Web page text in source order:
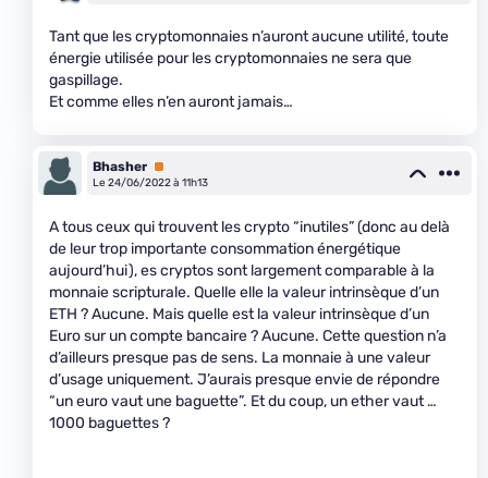
Tant que les cryptomonnaies n’auront aucune utilité, toute
énergie utilisée pour les cryptomonnaies ne sera que
gaspillage.
Et comme elles n’en auront jamais…
Bhasher Premium
Le 24/06/2022 à 11h13
A tous ceux qui trouvent les crypto “inutiles” (donc au delà
de leur trop importante consommation énergétique
aujourd’hui), es cryptos sont largement comparable à la
monnaie scripturale. Quelle elle la valeur intrinsèque d’un
ETH ? Aucune. Mais quelle est la valeur intrinsèque d’un
Euro sur un compte bancaire ? Aucune. Cette question n’a
d’ailleurs presque pas de sens. La monnaie à une valeur
d’usage uniquement. J’aurais presque envie de répondre
“un euro vaut une baguette”. Et du coup, un ether vaut …
1000 baguettes ?